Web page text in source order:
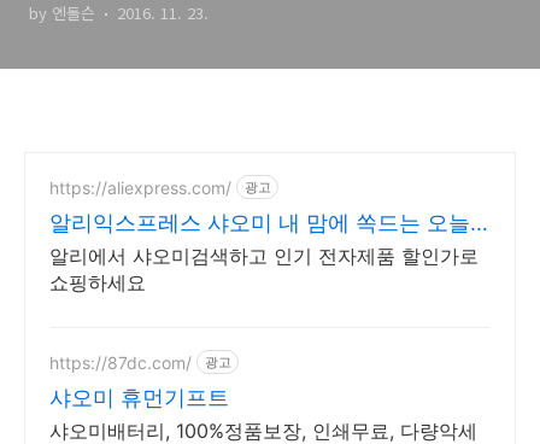
by 엔돌슨 2016. 11. 23.
https://aliexpress.com/ 광고
알리익스프레스 샤오미 내 맘에 쏙드는 오늘
의 특가
알리에서 샤오미검색하고 인기 전자제품 할인가로
쇼핑하세요
https://87dc.com/ 광고
샤오미 휴먼기프트
샤오미배터리, 100%정품보장, 인쇄무료, 다량악세